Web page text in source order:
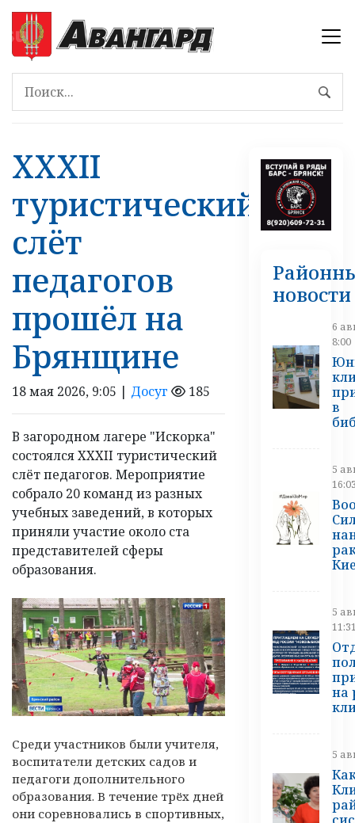
XXXII
туристический
слёт
педагогов
прошёл на
Брянщине
18 мая 2026, 9:05 | Досуг 185
В загородном лагере "Искорка"
состоялся XXXII туристический
слёт педагогов. Мероприятие
собрало 20 команд из разных
учебных заведений, в которых
приняли участие около ста
представителей сферы
образования.
Среди участников были учителя,
воспитатели детских садов и
педагоги дополнительного
образования. В течение трёх дней
они соревновались в спортивных,
новости
6
8:00
в
5
5
на
5